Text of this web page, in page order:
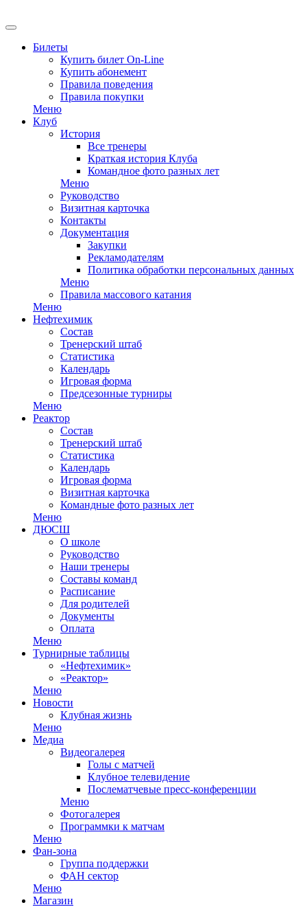
Билеты
Купить билет On-Line
Купить абонемент
Правила поведения
Правила покупки
Меню
Клуб
История
Все тренеры
Краткая история Клуба
Командное фото разных лет
Меню
Руководство
Визитная карточка
Контакты
Документация
Закупки
Рекламодателям
Политика обработки персональных данных
Меню
Правила массового катания
Меню
Нефтехимик
Состав
Тренерский штаб
Статистика
Календарь
Игровая форма
Предсезонные турниры
Меню
Реактор
Состав
Тренерский штаб
Статистика
Календарь
Игровая форма
Визитная карточка
Командные фото разных лет
Меню
ДЮСШ
О школе
Руководство
Наши тренеры
Составы команд
Расписание
Для родителей
Документы
Оплата
Меню
Турнирные таблицы
«Нефтехимик»
«Реактор»
Меню
Новости
Клубная жизнь
Меню
Медиа
Видеогалерея
Голы с матчей
Клубное телевидение
Послематчевые пресс-конференции
Меню
Фотогалерея
Программки к матчам
Меню
Фан-зона
Группа поддержки
ФАН сектор
Меню
Магазин